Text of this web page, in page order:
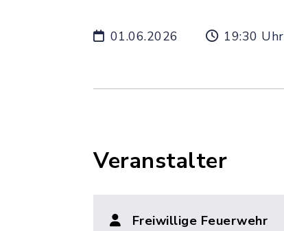
01.06.2026 19:30 Uhr
Veranstalter
Freiwillige Feuerwehr